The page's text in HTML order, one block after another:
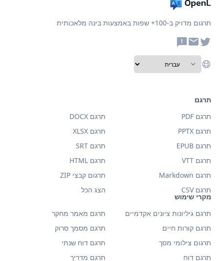
תרגום מדויק ב-100+ שפות באמצעות בינה מלאכותית
מקרי שימוש
תרגם גיליונות ציונים אקדמיים
תרגם מאמר מחקר
תרגם קורות חיים
תרגם מסמך סרוק
תרגום צילומי מסך
תרגם דוח שנתי
תרגם דוח
תרגם מדריך
תרגם
תרגם PDF
תרגם DOCX
תרגם PPTX
תרגם XLSX
תרגם EPUB
תרגם SRT
תרגם VTT
תרגם HTML
תרגם Markdown
תרגום קבצי ZIP
תרגם CSV
הצג הכל